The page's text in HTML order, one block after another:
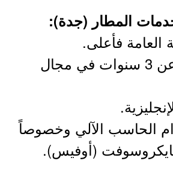
العامة فأعلى.
- خبرة لا تقل عن 3 سنوات في مجال
الحاسب الآلي وخصوصاً
(أوفيس).